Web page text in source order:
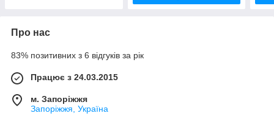
Про нас
83% позитивних з 6 відгуків за рік
Працює з 24.03.2015
м. Запоріжжя
Запоріжжя, Україна